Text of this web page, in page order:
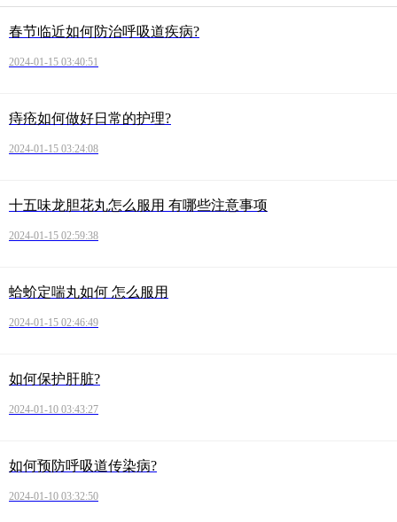
春节临近如何防治呼吸道疾病?
2024-01-15 03:40:51
痔疮如何做好日常的护理?
2024-01-15 03:24:08
十五味龙胆花丸怎么服用 有哪些注意事项
2024-01-15 02:59:38
蛤蚧定喘丸如何 怎么服用
2024-01-15 02:46:49
如何保护肝脏?
2024-01-10 03:43:27
如何预防呼吸道传染病?
2024-01-10 03:32:50